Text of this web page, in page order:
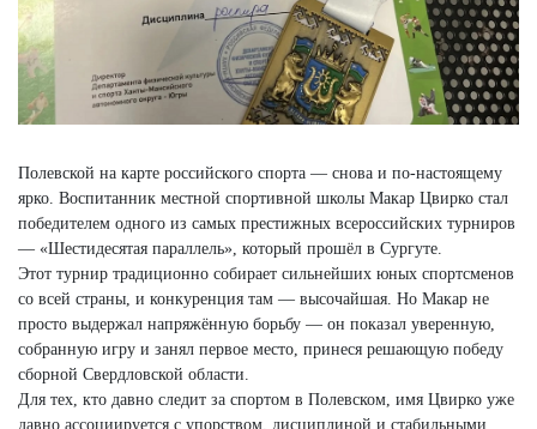
Полевской на карте российского спорта — снова и по-настоящему
ярко. Воспитанник местной спортивной школы Макар Цвирко стал
победителем одного из самых престижных всероссийских турниров
— «Шестидесятая параллель», который прошёл в Сургуте.
Этот турнир традиционно собирает сильнейших юных спортсменов
со всей страны, и конкуренция там — высочайшая. Но Макар не
просто выдержал напряжённую борьбу — он показал уверенную,
собранную игру и занял первое место, принеся решающую победу
сборной Свердловской области.
Для тех, кто давно следит за спортом в Полевском, имя Цвирко уже
давно ассоциируется с упорством, дисциплиной и стабильными